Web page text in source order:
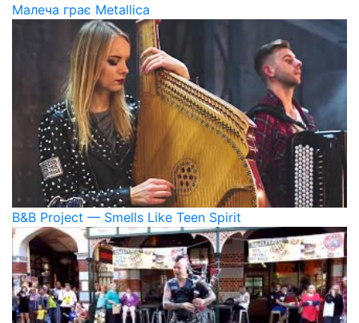
Малеча грає Metallica
B&B Project — Smells Like Teen Spirit